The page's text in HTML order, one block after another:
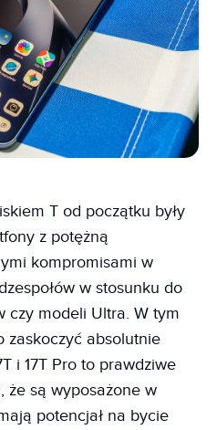
T od początku były
z potężną
kompromisami w
w stosunku do
czy modeli Ultra. W tym
zaskoczyć absolutnie
i 17T Pro to prawdziwe
że są wyposażone w
potencjał na bycie